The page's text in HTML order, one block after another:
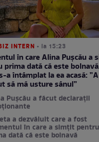
INTERN • la 15:23
în care Alina Pușcău a
prima dată că este
a întâmplat la ea acasă: ”A
să mă usture sânul”
Pușcău a făcut declarații
a dezvăluit care a fost
în care a simțit pentru
dată că este bolnavă